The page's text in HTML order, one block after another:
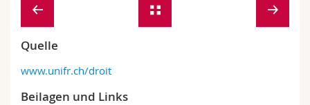
Quelle
www.unifr.ch/droit
Beilagen und Links